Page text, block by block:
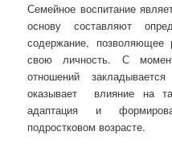
Семейное воспитание
основу составляют
содержание, позволяющее
свою личность. С
отношений
оказывает влияние на
адаптация и
подростковом возрасте.